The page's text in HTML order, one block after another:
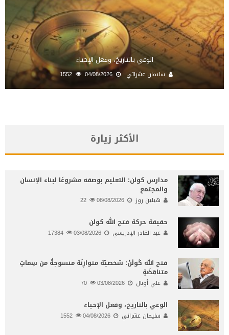
الوعي بالتاريخ، وفعل الإحياء
سليمان عشراتي 04/08/2026
الأكثر زيارة
مدارس كولن: التعليم بوصفه مشروعًا لبناء الإنسان
والمجتمع
هيلين روز 08/08/2026
حقيقة حركة فتح الله كولن
عبد القادر الإدريسي 03/08/2026
فتح الله كُولَنْ: شخصيّة متوازِنَة منسوجةٌ من سِماتٍ
متناقِضَةٍ
علي أونال 03/08/2026
الوعي بالتاريخ، وفعل الإحياء
سليمان عشراتي 04/08/2026